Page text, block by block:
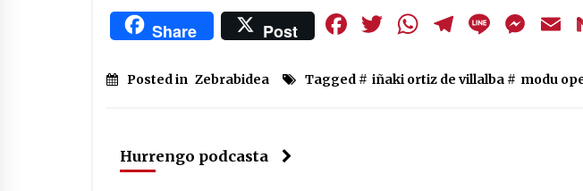
Share Post Facebook
Twitter
WhatsApp
Line
Posted in Zebrabidea Tagged # iñaki ortiz de villalba # modu
Hurrengo podcasta